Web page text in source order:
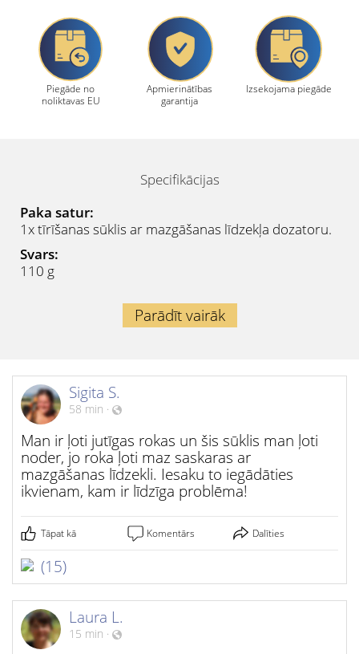
Piegāde no
noliktavas EU
Apmierinātības
garantija
Izsekojama piegāde
Specifikācijas
Paka satur:
1x tīrīšanas sūklis ar mazgāšanas līdzekļa dozatoru.
Svars:
110 g
Parādīt vairāk
Sigita S.
58 min ·
Man ir ļoti jutīgas rokas un šis sūklis man ļoti
noder, jo roka ļoti maz saskaras ar
mazgāšanas līdzekli. Iesaku to iegādāties
ikvienam, kam ir līdzīga problēma!
Tāpat kā Komentārs Dalīties
(15)
Laura L.
15 min ·